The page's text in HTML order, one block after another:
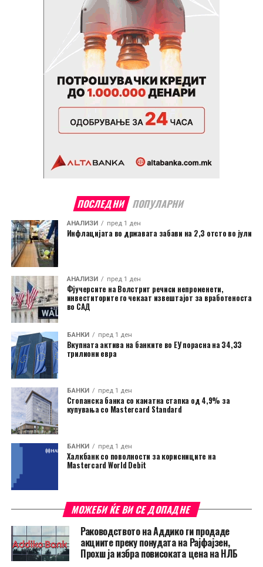
ПОСЛЕДНИ ПОПУЛАРНИ
АНАЛИЗИ пред 1 ден
Инфлацијата во државата забави на 2,3 отсто во јули
АНАЛИЗИ пред 1 ден
Фјучерсите на Волстрит речиси непроменети,
инвеститорите го чекаат извештајот за вработеноста
во САД
БАНКИ пред 1 ден
Вкупната актива на банките во ЕУ порасна на 34,33
трилиони евра
БАНКИ пред 1 ден
Стопанска банка со каматна стапка од 4,9% за
купувања со Mastercard Standard
БАНКИ пред 1 ден
Халкбанк со поволности за корисниците на
Mastercard World Debit
МОЖЕБИ ЌЕ ВИ СЕ ДОПАДНЕ
Раководството на Аддико ги продаде
акциите преку понудата на Рајфајзен,
Прохш ја избра повисоката цена на НЛБ